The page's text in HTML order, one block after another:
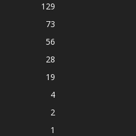
129
73
56
28
19
4
2
1